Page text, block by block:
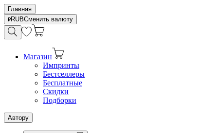
Главная
RUBСменить валюту
Магазин
Импринты
Бестселлеры
Бесплатные
Скидки
Подборки
Автору